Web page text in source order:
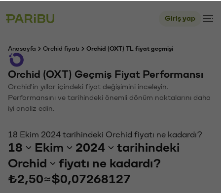
Giriş yap
Anasayfa Orchid fiyatı Orchid (OXT) TL fiyat geçmişi
Orchid (OXT) Geçmiş Fiyat Performansı
Orchid'in yıllar içindeki fiyat değişimini inceleyin.
Performansını ve tarihindeki önemli dönüm noktalarını daha
iyi analiz edin.
18 Ekim 2024 tarihindeki Orchid fiyatı ne kadardı?
18 Ekim 2024
tarihindeki
Orchid
fiyatı ne kadardı?
₺2,50≈$0,07268127